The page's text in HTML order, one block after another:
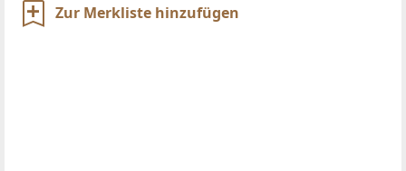
Zur Merkliste hinzufügen